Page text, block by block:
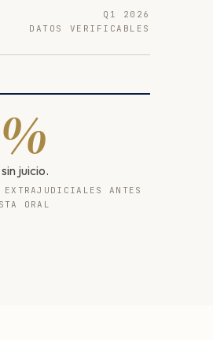
Q1 2026
DATOS VERIFICABLES
%
juicio.
EXTRAJUDICIALES ANTES
ORAL